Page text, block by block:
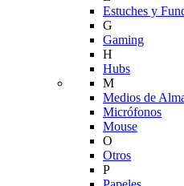
Estuches y
G
Gaming
H
Hubs
M
Medios de
Micrófonos
Mouse
O
Otros
P